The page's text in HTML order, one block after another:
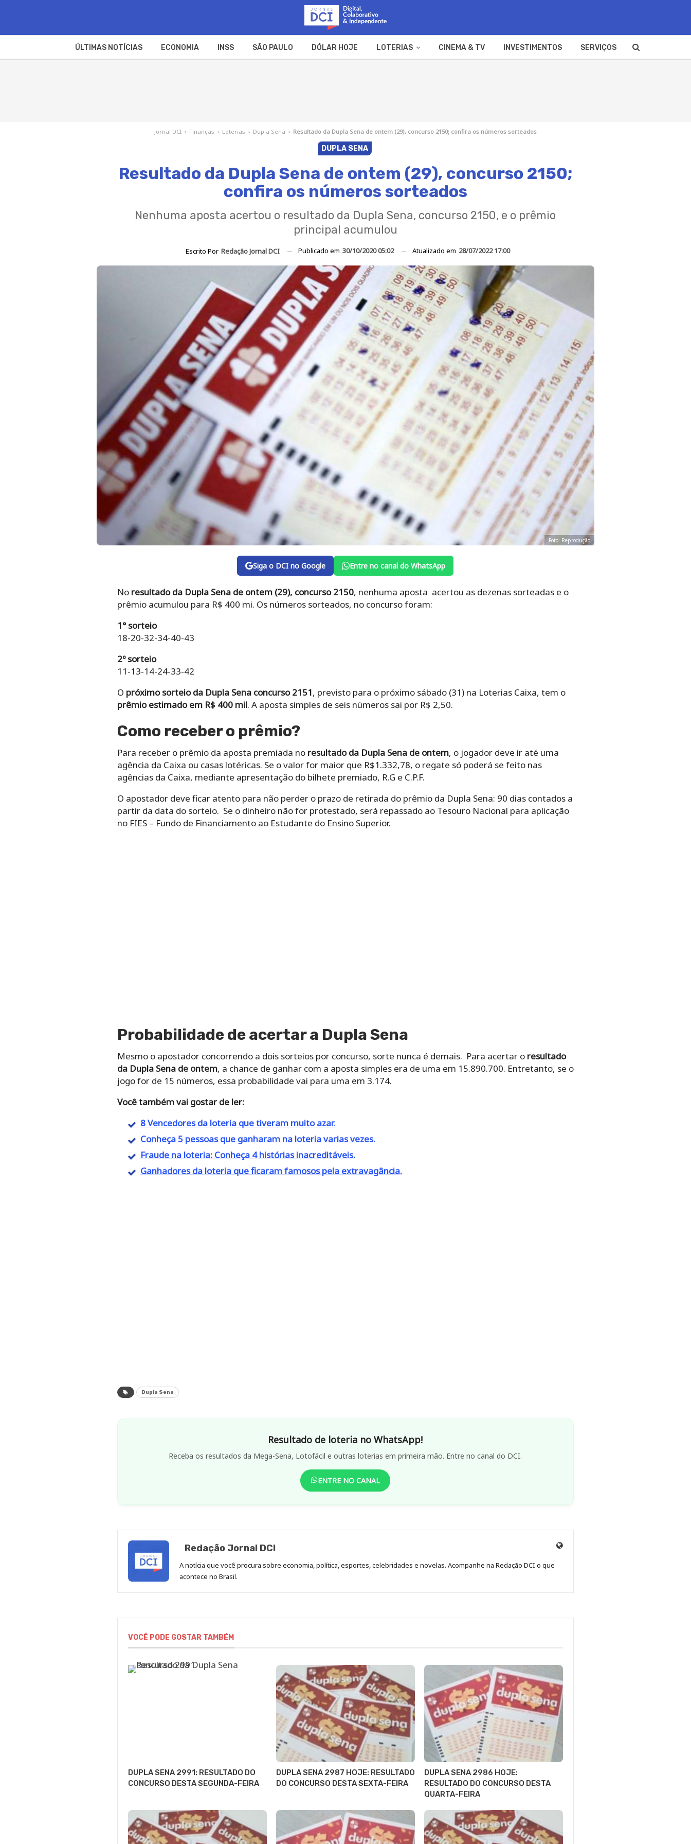
ÚLTIMAS NOTÍCIAS ECONOMIA INSS SÃO PAULO DÓLAR HOJE LOTERIAS CINEMA & TV INVESTIMENTOS SERVIÇOS
Jornal DCI › Finanças › Loterias › Dupla Sena › Resultado da Dupla Sena de ontem (29), concurso 2150; confira os números sorteados
DUPLA SENA
Resultado da Dupla Sena de ontem (29), concurso 2150;
confira os números sorteados
Nenhuma aposta acertou o resultado da Dupla Sena, concurso 2150, e o prêmio
principal acumulou
Escrito Por Redação Jornal DCI Publicado em 30/10/2020 05:02 Atualizado em 28/07/2022 17:00
Foto: Reprodução
Siga o DCI no Google Entre no canal do WhatsApp
Noresultado da Dupla Sena de ontem (29), concurso 2150, nenhuma aposta acertou as dezenas sorteadas e o
prêmio acumulou para R$ 400 mi. Os números sorteados, no concurso foram:
1° sorteio
18-20-32-34-40-43
2º sorteio
11-13-14-24-33-42
O próximo sorteio da Dupla Sena concurso 2151, previsto para o próximo sábado (31) na Loterias Caixa, tem o
prêmio estimado em R$ 400 mil. A aposta simples de seis números sai por R$ 2,50.
Como receber o prêmio?
Para receber o prêmio da aposta premiada no resultado da Dupla Sena de ontem, o jogador deve ir até uma
agência da Caixa ou casas lotéricas. Se o valor for maior que R$1.332,78, o regate só poderá se feito nas
agências da Caixa, mediante apresentação do bilhete premiado, R.G e C.P.F.
O apostador deve ficar atento para não perder o prazo de retirada do prêmio da Dupla Sena: 90 dias contados a
partir da data do sorteio. Se o dinheiro não for protestado, será repassado ao Tesouro Nacional para aplicação
no FIES – Fundo de Financiamento ao Estudante do Ensino Superior.
Probabilidade de acertar a Dupla Sena
Mesmo o apostador concorrendo a dois sorteios por concurso, sorte nunca é demais. Para acertar o resultado
da Dupla Sena de ontem, a chance de ganhar com a aposta simples era de uma em 15.890.700. Entretanto, se o
jogo for de 15 números, essa probabilidade vai para uma em 3.174.
Você também vai gostar de ler:
8 Vencedores da loteria que tiveram muito azar.
Conheça 5 pessoas que ganharam na loteria varias vezes.
Fraude na loteria: Conheça 4 histórias inacreditáveis.
Ganhadores da loteria que ficaram famosos pela extravagância.
Dupla Sena
Resultado de loteria no WhatsApp!
Receba os resultados da Mega-Sena, Lotofácil e outras loterias em primeira mão. Entre no canal do DCI.
ENTRE NO CANAL
Redação Jornal DCI
Site
A notícia que você procura sobre economia, política, esportes, celebridades e novelas. Acompanhe na Redação DCI o que
acontece no Brasil.
VOCÊ PODE GOSTAR TAMBÉM
DUPLA SENA 2991: RESULTADO DO
CONCURSO DESTA SEGUNDA-FEIRA
DUPLA SENA 2987 HOJE: RESULTADO
DO CONCURSO DESTA SEXTA-FEIRA
DUPLA SENA 2986 HOJE:
RESULTADO DO CONCURSO DESTA
QUARTA-FEIRA